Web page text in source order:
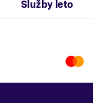
Služby leto